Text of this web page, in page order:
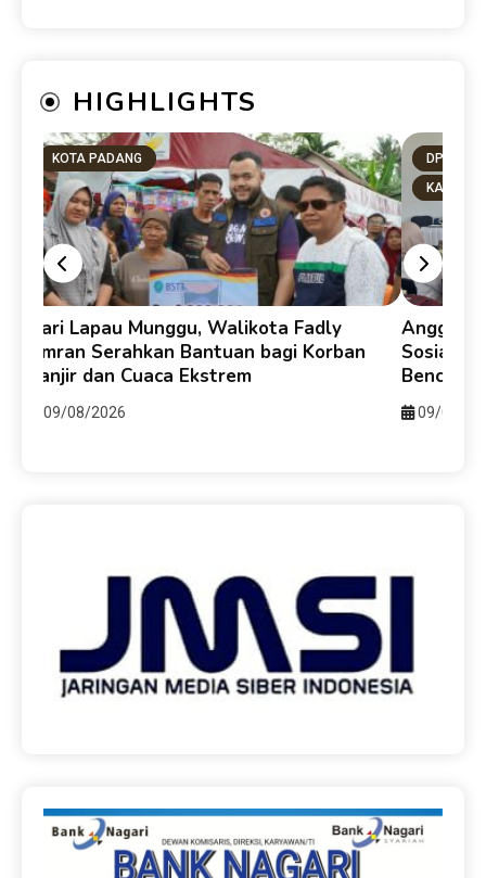
HIGHLIGHTS
KOTA PADANG
Dari Lapau Munggu, Walikota Fadly
Amran Serahkan Bantuan bagi Korban
Banjir dan Cuaca Ekstrem
09/08/2026
DPRD
KAB.
Anggota
Bencana
09/08/